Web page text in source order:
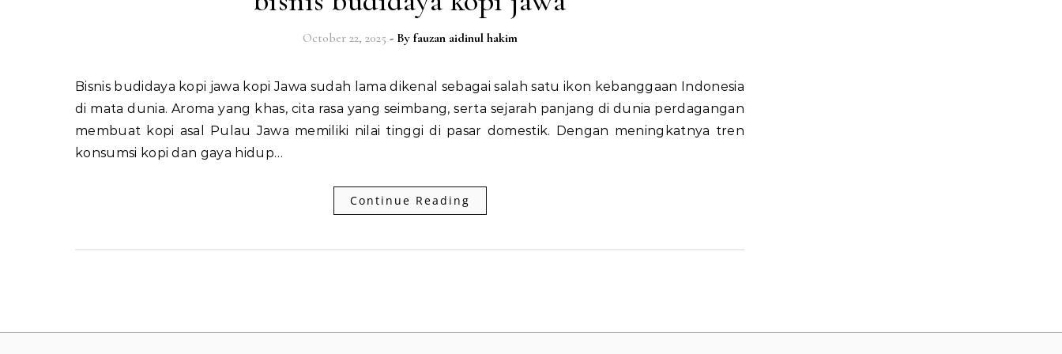
October 22, 2025 - By fauzan aidinul hakim
Bisnis budidaya kopi jawa kopi Jawa sudah lama dikenal sebagai salah satu ikon kebanggaan Indonesia
di mata dunia. Aroma yang khas, cita rasa yang seimbang, serta sejarah panjang di dunia perdagangan
membuat kopi asal Pulau Jawa memiliki nilai tinggi di pasar domestik. Dengan meningkatnya tren
konsumsi kopi dan gaya hidup…
Continue Reading